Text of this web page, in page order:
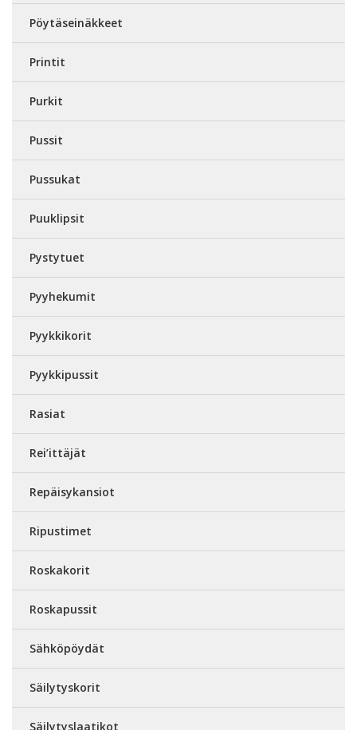
Pöytäseinäkkeet
Printit
Purkit
Pussit
Pussukat
Puuklipsit
Pystytuet
Pyyhekumit
Pyykkikorit
Pyykkipussit
Rasiat
Rei’ittäjät
Repäisykansiot
Ripustimet
Roskakorit
Roskapussit
Sähköpöydät
Säilytyskorit
Säilytyslaatikot